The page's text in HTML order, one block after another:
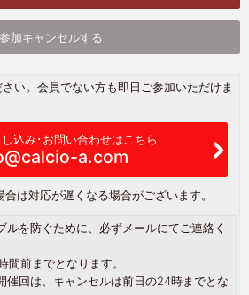
参加キャンセルする
い。会員でない方も即日ご参加いただけま
込み･お問い合わせはこちら
a.com
合は対応が遅くなる場合がございます。
ルを防ぐために、必ずメールにてご連絡く
前までとなります。
催回は、キャンセルは前日の24時までとな